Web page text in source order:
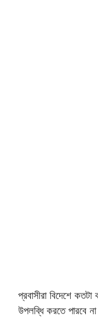
প্রবাসীরা বিদেশে
উপলব্ধি করতে পারবে না